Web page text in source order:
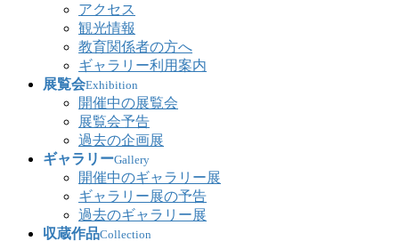
アクセス
観光情報
教育関係者の方へ
ギャラリー利用案内
展覧会Exhibition
開催中の展覧会
展覧会予告
過去の企画展
ギャラリーGallery
開催中のギャラリー展
ギャラリー展の予告
過去のギャラリー展
収蔵作品Collection